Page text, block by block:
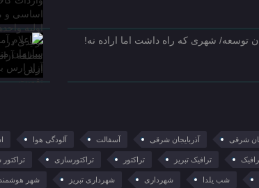
توسعه/ شهری که راه داشت اما اراده نه!
شرقی آذربایجان شرقی آسفالت آلودگی هوا
ترافیک تبریز تراکتور تراکتورسازی
شب یلدا شهرداری شهرداری تبریز شهر هوشمند